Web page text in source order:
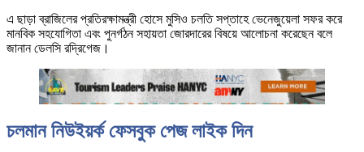
এ ছাড়া ব্রাজিলের প্রতিরক্ষামন্ত্রী হোসে মুসিও চলতি সপ্তাহে ভেনেজুয়েলা সফর করে
মানবিক সহযোগিতা এবং পুনর্গঠন সহায়তা জোরদারের বিষয়ে আলোচনা করেছেন বলে
জানান ডেলসি রদ্রিগেজ।
চলমান নিউইয়র্ক ফেসবুক পেজ লাইক দিন